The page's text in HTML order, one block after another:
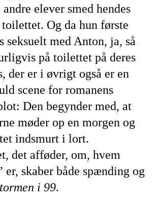
elever smed hendes
Og da hun første
seksuelt med Anton, ja, så
på toilettet på deres
der er i øvrigt også er en
scene for romanens
Den begynder med, at
møder op en morgen og
indsmurt i lort.
det afføder, om, hvem
er, skaber både spænding og
i 99.